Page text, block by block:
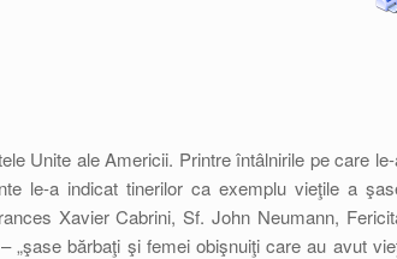
Unite ale Americii. Printre întâlnirile pe care
le-a indicat tinerilor ca exemplu vieţile a
Xavier Cabrini, Sf. John Neumann,
„şase bărbaţi şi femei obişnuiţi care au avut